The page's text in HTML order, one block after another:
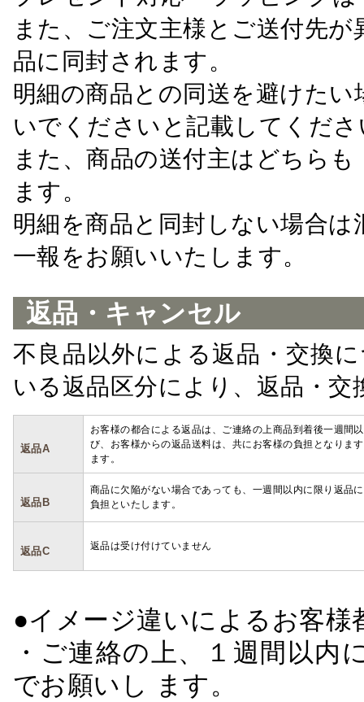
また、ご注文主様とご送付先
品に同封されます。
明細の商品との同送を避けた
いでくださいと記載してくださ
また、商品の送付主はどちら
ます。
明細を商品と同封しない場合
一報をお願いいたします。
返品・キャンセル
不良品以外による返品・交換
いる返品区分により、返品・
返品A
お客様の都合による返品は、ご連絡の上商品到着後一週間
び、お客様からの返品送料は、共にお客様の負担となりま
ます。
返品B
商品に欠陥がない場合であっても、一週間以内に限り返品
負担といたします。
返品C 返品は受け付けていません
●イメージ違いによるお客
・ご連絡の上、１週間以
でお願いし ます。